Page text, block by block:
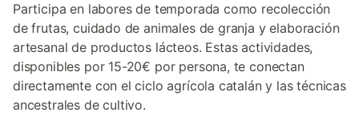
Participa en labores de temporada como recolección
de frutas, cuidado de animales de granja y elaboración
artesanal de productos lácteos. Estas actividades,
disponibles por 15-20€ por persona, te conectan
directamente con el ciclo agrícola catalán y las técnicas
ancestrales de cultivo.